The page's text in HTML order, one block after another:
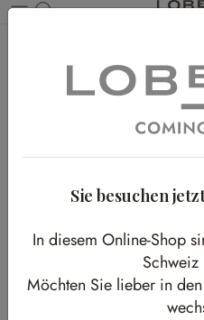
Ein markantes Sofa als
Sie besuchen
In diesem Online-Shop
Möchten Sie lieber in den